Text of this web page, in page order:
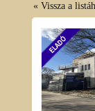
« Vissza a